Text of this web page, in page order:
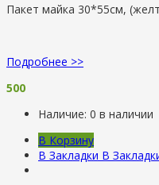
Пакет майка 30*55см,
Подробнее >>
500
Наличие: 0 в наличии
В Корзину
В Закладки В